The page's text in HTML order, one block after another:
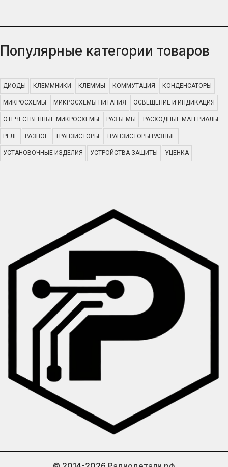
Популярные категории товаров
ДИОДЫ КЛЕММНИКИ КЛЕММЫ КОММУТАЦИЯ КОНДЕНСАТОРЫ
МИКРОСХЕМЫ МИКРОСХЕМЫ ПИТАНИЯ ОСВЕЩЕНИЕ И ИНДИКАЦИЯ
ОТЕЧЕСТВЕННЫЕ МИКРОСХЕМЫ РАЗЪЕМЫ РАСХОДНЫЕ МАТЕРИАЛЫ
РЕЛЕ РАЗНОЕ ТРАНЗИСТОРЫ ТРАНЗИСТОРЫ РАЗНЫЕ
УСТАНОВОЧНЫЕ ИЗДЕЛИЯ УСТРОЙСТВА ЗАЩИТЫ УЦЕНКА